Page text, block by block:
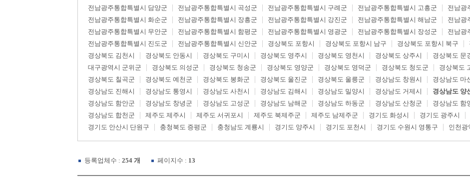
전남광주통합특별시 담양군
전남광주통합특별시 곡성군 전남광주통합특별시 구례군 전남광주통합특별시 고흥군
전남광
전남광주통합특별시 화순군
전남광주통합특별시 장흥군 전남광주통합특별시 강진군 전남광주통합특별시 해남군
전남광
전남광주통합특별시 무안군
전남광주통합특별시 함평군 전남광주통합특별시 영광군 전남광주통합특별시 장성군
전남광
전남광주통합특별시 진도군
전남광주통합특별시 신안군 경상북도 포항시 경상북도 포항시 남구 경상북도 포항시 북구
경상북도 김천시
경상북도 안동시 경상북도 구미시 경상북도 영주시 경상북도 영천시 경상북도 상주시 경상북도 문
대구광역시 군위군
경상북도 의성군 경상북도 청송군 경상북도 영양군 경상북도 영덕군 경상북도 청도군 경상북도
경상북도 칠곡군
경상북도 예천군 경상북도 봉화군 경상북도 울진군 경상북도 울릉군 경상남도 창원시 경상남도 마
경상남도 진해시
경상남도 통영시 경상남도 사천시 경상남도 김해시 경상남도 밀양시 경상남도 거제시 경상남도 양
경상남도 함안군
경상남도 창녕군 경상남도 고성군 경상남도 남해군 경상남도 하동군 경상남도 산청군 경상남도 함
경상남도 합천군
제주도 제주시 제주도 서귀포시 제주도 북제주군 제주도 남제주군 경기도 화성시 경기도 광주시
경기도 안산시 단원구
충청북도 증평군 충청남도 계룡시 경기도 양주시 경기도 포천시 경기도 수원시 영통구 인천광
등록업체수 : 254 개 페이지수 : 13